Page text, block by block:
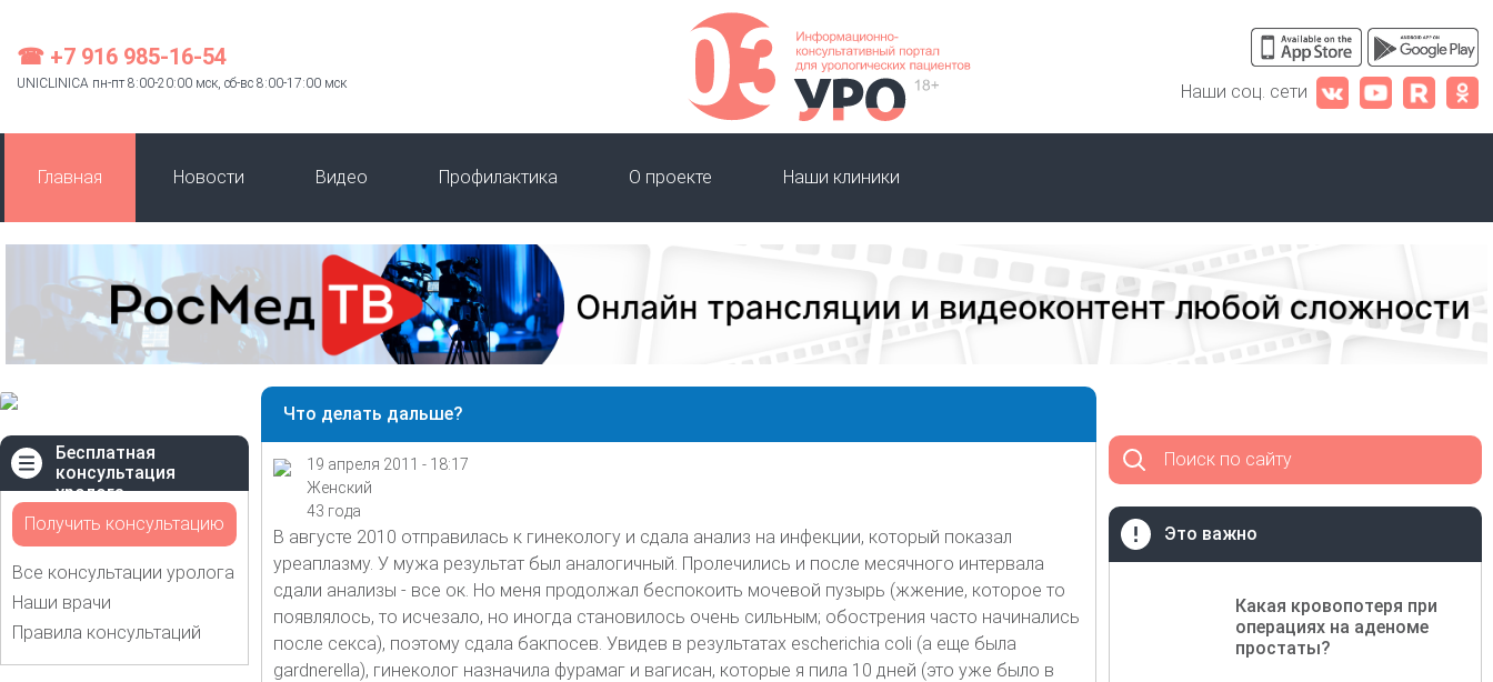
☎ +7 916 985-16-54
UNICLINICA пн-пт 8:00-20:00 мск, сб-вс 8:00-17:00 мск Наши соц. сети
Главная Новости Видео Профилактика О проекте Наши клиники
Бесплатная
консультация
уролога
Получить консультацию
Все консультации уролога
Наши врачи
Правила консультаций
Что делать дальше?
19 апреля 2011 - 18:17
Женский
43 года
В августе 2010 отправилась к гинекологу и сдала анализ на инфекции, который показал
уреаплазму. У мужа результат был аналогичный. Пролечились и после месячного интервала
сдали анализы - все ок. Но меня продолжал беспокоить мочевой пузырь (жжение, которое то
появлялось, то исчезало, но иногда становилось очень сильным; обострения часто начинались
после секса), поэтому сдала бакпосев. Увидев в результатах escherichia coli (а еще была
gardnerella), гинеколог назначила фурамаг и вагисан, которые я пила 10 дней (это уже было в
Поиск по сайту
Это важно
Какая кровопотеря при
операциях на аденоме
простаты?